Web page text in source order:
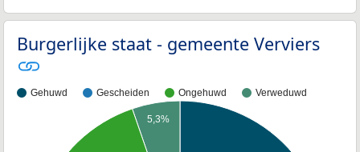
Burgerlijke staat - gemeente Verviers
Gehuwd Gescheiden Ongehuwd Verweduwd
5,3%